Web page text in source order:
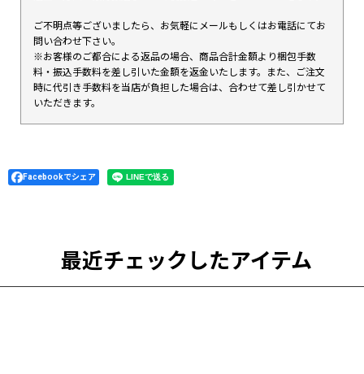
ご不明点等ございましたら、お気軽にメールもしくはお電話にてお
問い合わせ下さい。
※お客様のご都合による返品の場合、商品合計金額より梱包手数
料・振込手数料を差し引いた金額を返金いたします。また、ご注文
時に代引き手数料を当店が負担した場合は、合わせて差し引かせて
いただきます。
Facebookでシェア
最近チェックしたアイテム